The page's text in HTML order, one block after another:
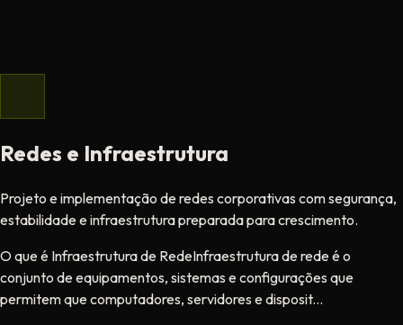
Redes e Infraestrutura
Projeto e implementação de redes corporativas com segurança,
estabilidade e infraestrutura preparada para crescimento.
O que é Infraestrutura de RedeInfraestrutura de rede é o
conjunto de equipamentos, sistemas e configurações que
permitem que computadores, servidores e disposit...